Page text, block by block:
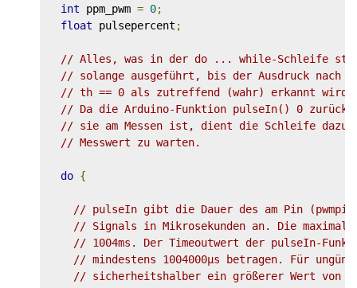
int ppm_pwm = 0;
float pulsepercent ;
// Alles, was in der do ... while-Schleife
// solange ausgeführt, bis der Ausdruck nach
// th == 0 als zutreffend (wahr) erkannt wird.
// Da die Arduino-Funktion pulseIn() 0
// sie am Messen ist, dient die Schleife dazu,
// Messwert zu warten.
do {
// pulseIn gibt die Dauer des am Pin
// Signals in Mikrosekunden an. Die
// 1004ms. Der Timeoutwert der pulseIn-
// mindestens 1004000µs betragen. Für
// sicherheitshalber ein größerer Wert von